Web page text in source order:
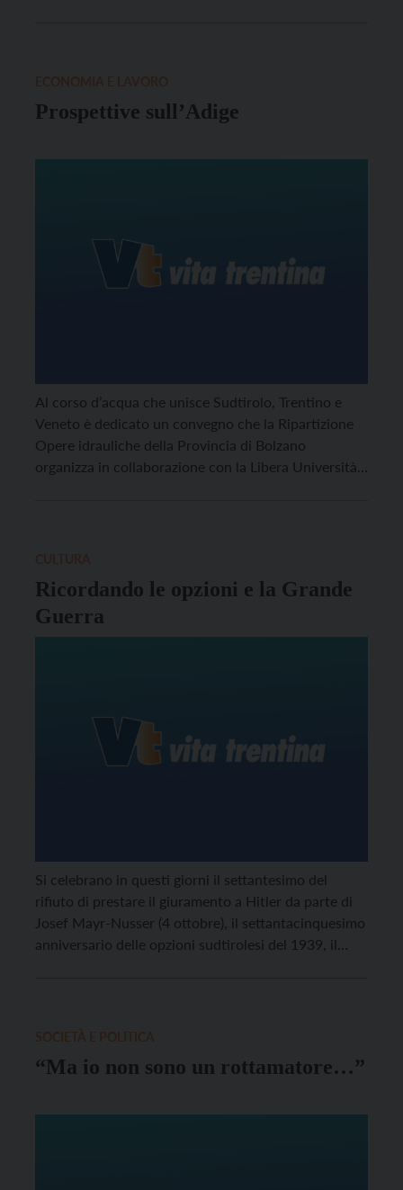
Prospettive sull’Adige
Al corso d’acqua che unisce Sudtirolo, Trentino e
Veneto è dedicato un convegno che la Ripartizione
Opere idrauliche della Provincia di Bolzano
organizza in collaborazione con la Libera Università
Ricordando le opzioni e la Grande
Guerra
Si celebrano in questi giorni il settantesimo del
rifiuto di prestare il giuramento a Hitler da parte di
Josef Mayr-Nusser (4 ottobre), il settantacinquesimo
anniversario delle opzioni sudtirolesi del 1939, il
“Ma io non sono un rottamatore…”